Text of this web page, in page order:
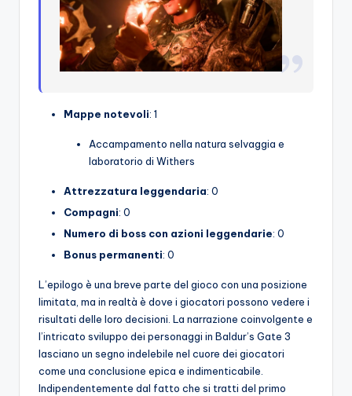
Mappe notevoli: 1
Accampamento nella natura selvaggia e
laboratorio di Withers
Attrezzatura leggendaria: 0
Compagni: 0
Numero di boss con azioni leggendarie: 0
Bonus permanenti: 0
L’epilogo è una breve parte del gioco con una posizione
limitata, ma in realtà è dove i giocatori possono vedere i
risultati delle loro decisioni. La narrazione coinvolgente e
l’intricato sviluppo dei personaggi in Baldur’s Gate 3
lasciano un segno indelebile nel cuore dei giocatori
come una conclusione epica e indimenticabile.
Indipendentemente dal fatto che si tratti del primo